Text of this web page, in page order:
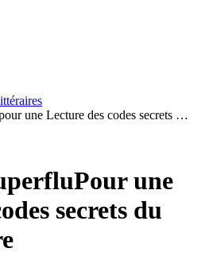
une Lecture des codes secrets …
Pour une
secrets du